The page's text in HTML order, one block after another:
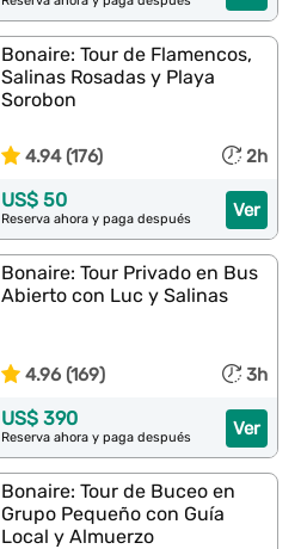
Bonaire: Tour de Flamencos,
Salinas Rosadas y Playa
Sorobon
4.94 (176) 2h
Ver
US$ 50
Reserva ahora y paga después
Bonaire: Tour Privado en Bus
Abierto con Luc y Salinas
4.96 (169) 3h
Ver
US$ 390
Reserva ahora y paga después
Bonaire: Tour de Buceo en
Grupo Pequeño con Guía
Local y Almuerzo